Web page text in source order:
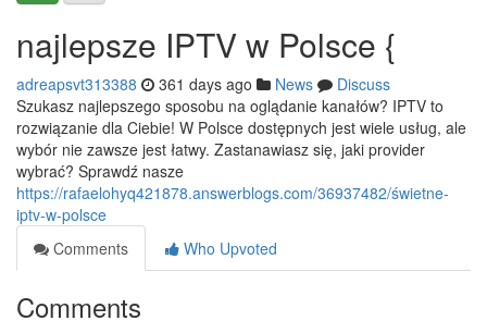
najlepsze IPTV w Polsce {
adreapsvt313388 361 days ago News
Discuss
Szukasz najlepszego sposobu na oglądanie kanałów? IPTV to
rozwiązanie dla Ciebie! W Polsce dostępnych jest wiele usług, ale
wybór nie zawsze jest łatwy. Zastanawiasz się, jaki provider
wybrać? Sprawdź nasze
https://rafaelohyq421878.answerblogs.com/36937482/świetne-
iptv-w-polsce
Comments
Who Upvoted
Comments